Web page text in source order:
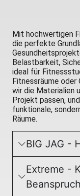
Mit hochwertigen
die perfekte
Belastbarkeit,
ideal für
Fitnessräume oder
wir die Materialien
Projekt passen,
funktionale,
Räume.
BIG JAG -
Extreme -